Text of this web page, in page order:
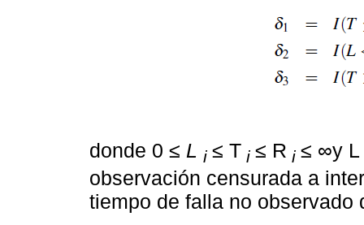
donde 0 ≤ L i ≤ T i ≤ R i ≤ ∞y L
observación censurada a
tiempo de falla no observado